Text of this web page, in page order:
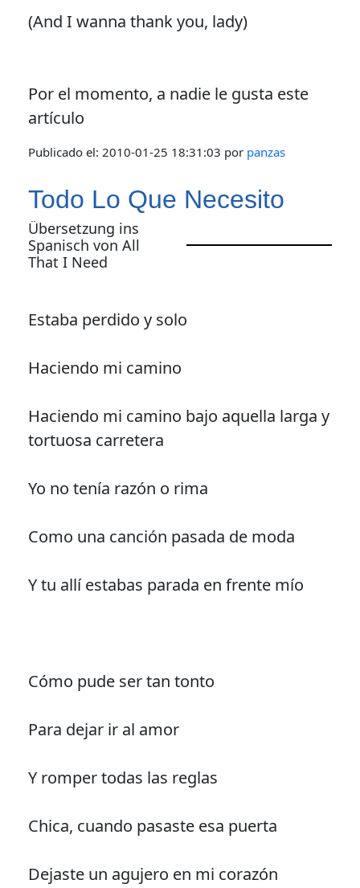
(And I wanna thank you, lady)
Por el momento, a nadie le gusta este
artículo
Publicado el: 2010-01-25 18:31:03 por panzas
Todo Lo Que Necesito
Übersetzung ins
Spanisch von All
That I Need
Estaba perdido y solo
Haciendo mi camino
Haciendo mi camino bajo aquella larga y
tortuosa carretera
Yo no tenía razón o rima
Como una canción pasada de moda
Y tu allí estabas parada en frente mío
Cómo pude ser tan tonto
Para dejar ir al amor
Y romper todas las reglas
Chica, cuando pasaste esa puerta
Dejaste un agujero en mi corazón